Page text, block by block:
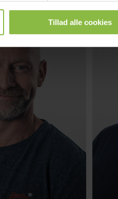
Tillad alle cookies